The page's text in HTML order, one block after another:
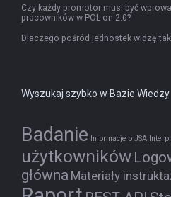
Czy każdy promotor musi być
pracowników w POL-on 2.0?
Dlaczego pośród jednostek widzę
Wyszukaj szybko w Bazie Wiedzy
Badanie Informacje o JSA
użytkowników
główna Materiały